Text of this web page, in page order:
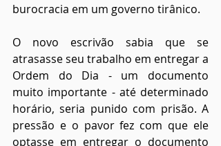
burocracia em um governo tirânico.
O novo escrivão sabia que se
atrasasse seu trabalho em entregar a
Ordem do Dia - um documento
muito importante - até determinado
horário, seria punido com prisão. A
pressão e o pavor fez com que ele
optasse em entregar o documento